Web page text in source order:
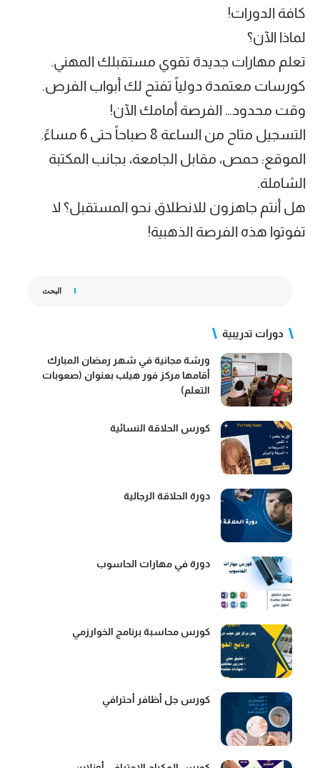
كافة الدورات!
لماذا الآن؟
تعلم مهارات جديدة تقوي مستقبلك المهني.
كورسات معتمدة دولياً تفتح لك أبواب الفرص.
وقت محدود… الفرصة أمامك الآن!
التسجيل متاح من الساعة 8 صباحاً حتى 6 مساءً.
الموقع: حمص، مقابل الجامعة، بجانب المكتبة
الشاملة.
هل أنتم جاهزون للانطلاق نحو المستقبل؟ لا
تفوتوا هذه الفرصة الذهبية!
البحث
دورات تدريبية
ورشة مجانية في شهر رمضان المبارك
أقامها مركز فور هيلب بعنوان (صعوبات
التعلم)
كورس الحلاقة النسائية
دورة الحلاقة الرجالية
دورة في مهارات الحاسوب
كورس محاسبة برنامج الخوارزمي
كورس جل أظافر أحترافي